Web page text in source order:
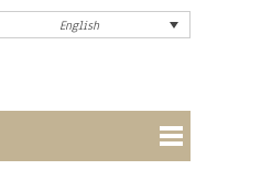
English